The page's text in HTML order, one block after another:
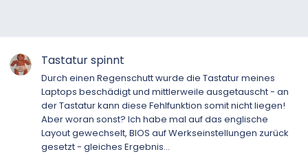
Tastatur spinnt
Durch einen Regenschutt wurde die Tastatur meines
Laptops beschädigt und mittlerweile ausgetauscht - an
der Tastatur kann diese Fehlfunktion somit nicht liegen!
Aber woran sonst? Ich habe mal auf das englische
Layout gewechselt, BIOS auf Werkseinstellungen zurück
gesetzt - gleiches Ergebnis...